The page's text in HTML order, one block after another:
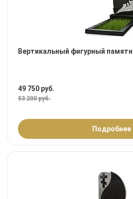
Вертикальный фигурный
49 750 руб.
53 200 руб.
Подробнее